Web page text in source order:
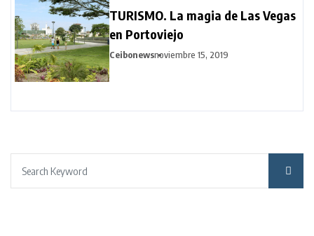
TURISMO. La magia de Las Vegas
en Portoviejo
Ceibonewsnoviembre 15, 2019